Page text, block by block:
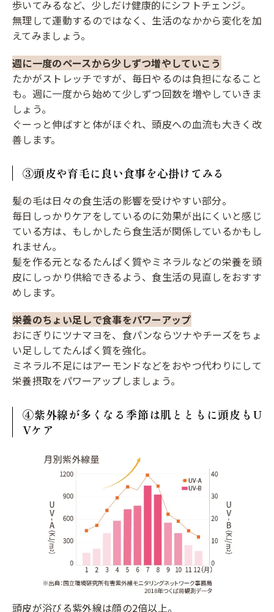
歩いてみるなど、少しだけ健康的にシフトチェンジ。
無理して運動するのではなく、生活のなかから変化を加
えてみましょう。
週に一度のペースから少しずつ増やしていこう
たかがストレッチですが、毎日やるのは負担になること
も。週に一度から始めて少しずつ回数を増やしていきま
しょう。
ぐーっと伸ばすと体がほぐれ、頭皮への血流も大きく改
善します。
③頭皮や育毛に良い食事を心掛けてみる
髪の毛は日々の食生活の影響を受けやすい部分。
毎日しっかりケアをしているのに効果が出にくいと感じ
ている方は、もしかしたら食生活が関係しているかもし
れません。
髪を作る元となるたんぱく質やミネラルなどの栄養を頭
皮にしっかり供給できるよう、食生活の見直しをおすす
めします。
栄養のちょい足しで食事をパワーアップ
おにぎりにツナマヨを、食パンならツナやチーズをちょ
い足ししてたんぱく質を強化。
ミネラル不足にはアーモンドなどをおやつ代わりにして
栄養摂取をパワーアップしましょう。
④紫外線が多くなる季節は肌とともに頭皮もU
Vケア
頭皮が浴びる紫外線は顔の2倍以上。